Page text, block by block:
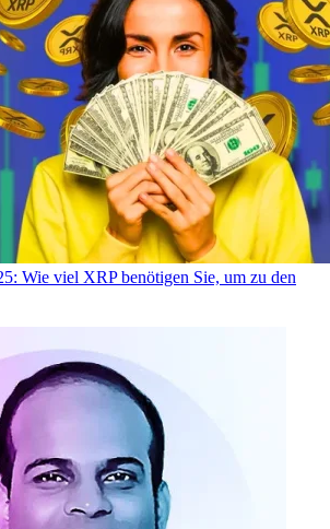
Wie viel XRP benötigen Sie, um zu den